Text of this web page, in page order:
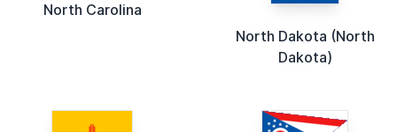
North Carolina
North Dakota (North
Dakota)